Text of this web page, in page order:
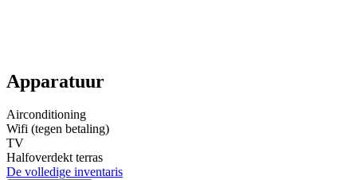
Apparatuur
Airconditioning
Wifi (tegen betaling)
TV
Halfoverdekt terras
De volledige inventaris